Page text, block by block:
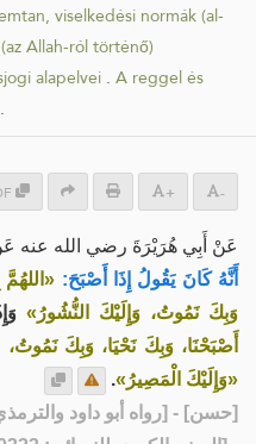
viselkedési normák (al-
Allah-ról történő)
alapelvei . A reggel és
.
+ -
عَنْ أَبِي هُرَيْرَةَ رضي الله عنه
أَنَّهُ كَانَ يَقُولُ إِذَا أَصْبَحَ:
وَبِكَ نَمُوتُ، وَإِلَيْكَ النُّشُورُ»
أَصْبَحْنَا، وَبِكَ نَحْيَا، وَبِكَ
«وَإِلَيْكَ الْمَصِيرُ».
[حسن] - [رواه أبو داود